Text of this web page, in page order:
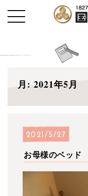
月: 2021年5月
2021/5/27
お母様のベッド